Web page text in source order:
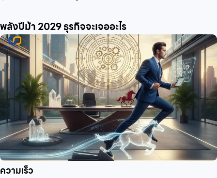
พลังปีม้า 2029 ธุรกิจจะเจออะไร
ความเร็ว